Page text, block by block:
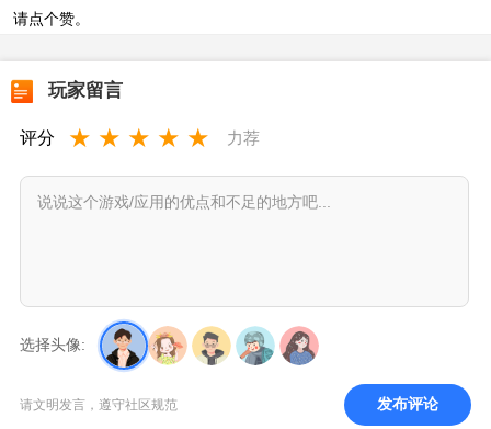
请点个赞。
玩家留言
评分 ★ ★ ★ ★ ★ 力荐
选择头像:
请文明发言，遵守社区规范 发布评论